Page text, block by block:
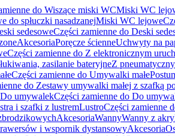
do Wiszące miski WCMiski WC
do spłuczki nasadzanejMiski WC lejowe
sedesoweCzęści zamienne do Deski
AkcesoriaPoręcze ścienneUchwyty na
Części zamienne do Z elektronicznym
zasilanie bateryjneZ
Części zamienne do Umywalki małe
do Zestawy umywalki małej z szafką
Do umywalekCzęści zamienne do Do
i szafki z lustremLustroCzęści zamienne
AkcesoriaWannyWanny z
i wspornik dystansowyAkcesoria